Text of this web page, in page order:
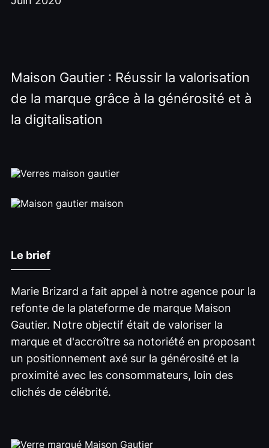
Maison Gautier : Réussir la valorisation
de la marque grâce à la générosité et à
la digitalisation
Le brief
Marie Brizard a fait appel à notre agence pour la
refonte de la plateforme de marque Maison
Gautier. Notre objectif était de valoriser la
marque et d'accroître sa notoriété en proposant
un positionnement axé sur la générosité et la
proximité avec les consommateurs, loin des
clichés de célébrité.